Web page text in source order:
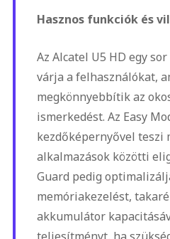
Hasznos funkciók és
Az Alcatel U5 HD egy
várja a felhasználókat,
megkönnyebbítik az
ismerkedést. Az Easy
kezdőképernyővel teszi
alkalmazások közötti
Guard pedig
memóriakezelést,
akkumulátor